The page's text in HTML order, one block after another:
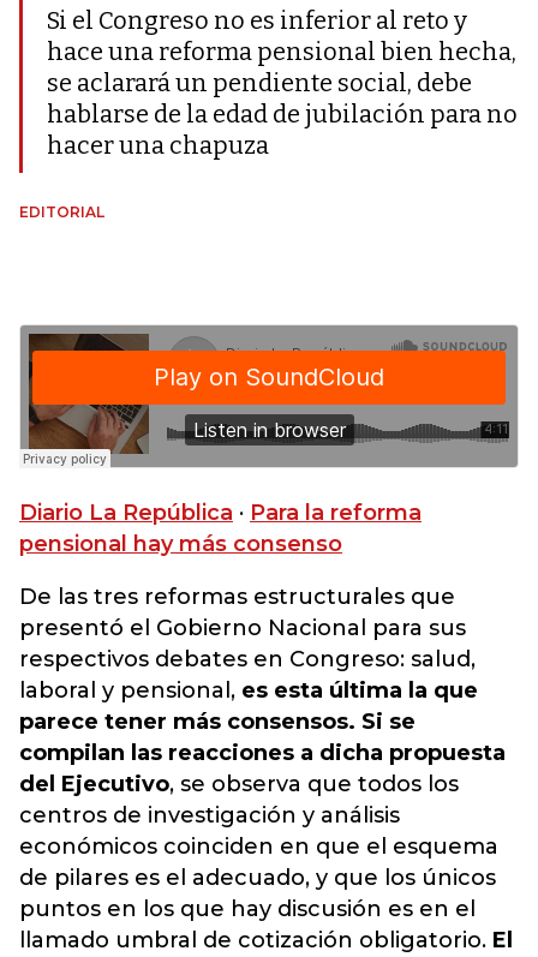
Si el Congreso no es inferior al reto y
hace una reforma pensional bien hecha,
se aclarará un pendiente social, debe
hablarse de la edad de jubilación para no
hacer una chapuza
EDITORIAL
Diario La República · Para la reforma
pensional hay más consenso
De las tres reformas estructurales que
presentó el Gobierno Nacional para sus
respectivos debates en Congreso: salud,
laboral y pensional, es esta última la que
parece tener más consensos. Si se
compilan las reacciones a dicha propuesta
del Ejecutivo, se observa que todos los
centros de investigación y análisis
económicos coinciden en que el esquema
de pilares es el adecuado, y que los únicos
puntos en los que hay discusión es en el
llamado umbral de cotización obligatorio. El